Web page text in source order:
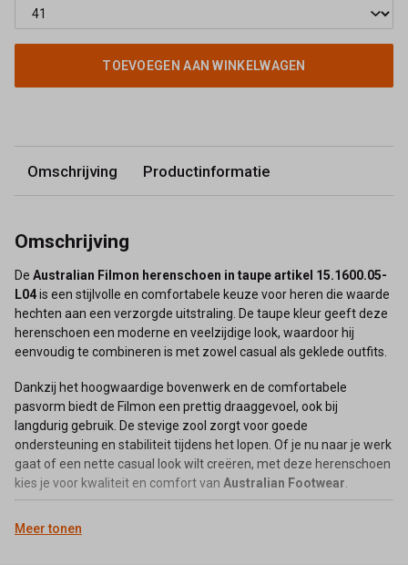
TOEVOEGEN AAN WINKELWAGEN
Omschrijving Productinformatie
Omschrijving
De Australian Filmon herenschoen in taupe artikel 15.1600.05-
L04is een stijlvolle en comfortabele keuze voor heren die waarde
hechten aan een verzorgde uitstraling. De taupe kleur geeft deze
herenschoen een moderne en veelzijdige look, waardoor hij
eenvoudig te combineren is met zowel casual als geklede outfits.
Dankzij het hoogwaardige bovenwerk en de comfortabele
pasvorm biedt de Filmon een prettig draaggevoel, ook bij
langdurig gebruik. De stevige zool zorgt voor goede
ondersteuning en stabiliteit tijdens het lopen. Of je nu naar je werk
gaat of een nette casual look wilt creëren, met deze herenschoen
kies je voor kwaliteit en comfort van Australian Footwear
Meer tonen